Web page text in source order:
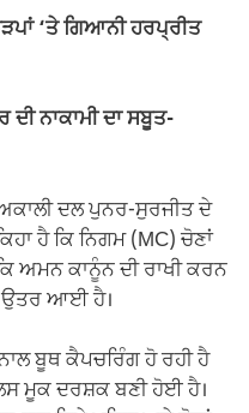
y
n
k
e
‘ਤੇ ਗਿਆਨੀ ਹਰਪ੍ਰੀਤ
ਦੀ ਨਾਕਾਮੀ ਦਾ ਸਬੂਤ-
ਦਲ ਪੁਨਰ-ਸੁਰਜੀਤ ਦੇ
ਹੈ ਕਿ ਨਿਗਮ (MC) ਚੋਣਾਂ
ਅਮਨ ਕਾਨੂੰਨ ਦੀ ਰਾਖੀ ਕਰਨ
ਉਤਰ ਆਈ ਹੈ।
ਬੂਥ ਕੈਪਚਰਿੰਗ ਹੋ ਰਹੀ ਹੈ
ਮੂਕ ਦਰਸ਼ਕ ਬਣੀ ਹੋਈ ਹੈ।